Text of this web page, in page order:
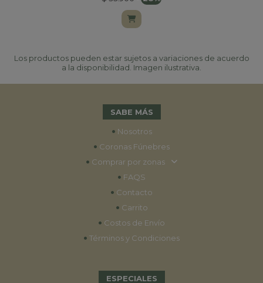
Los productos pueden estar sujetos a variaciones de acuerdo
a la disponibilidad. Imagen ilustrativa.
SABE MÁS
• Nosotros
• Coronas Fúnebres
• Comprar por zonas
• FAQS
• Contacto
• Carrito
• Costos de Envío
• Términos y Condiciones
ESPECIALES